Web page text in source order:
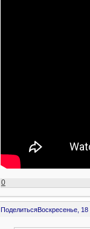
0
ПоделитьсяВоскресенье, 18